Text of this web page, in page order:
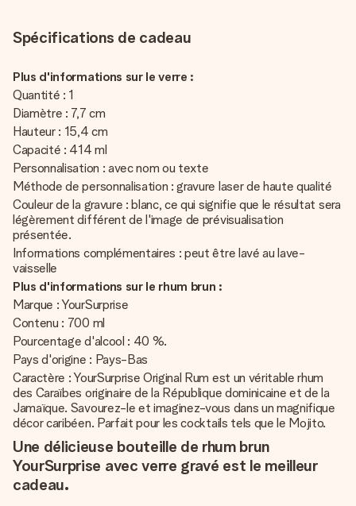
Spécifications de cadeau
Plus d'informations sur le verre :
Quantité : 1
Diamètre : 7,7 cm
Hauteur : 15,4 cm
Capacité : 414 ml
Personnalisation : avec nom ou texte
Méthode de personnalisation : gravure laser de haute qualité
Couleur de la gravure : blanc, ce qui signifie que le résultat sera
légèrement différent de l'image de prévisualisation
présentée.
Informations complémentaires : peut être lavé au lave-
vaisselle
Plus d'informations sur le rhum brun :
Marque : YourSurprise
Contenu : 700 ml
Pourcentage d'alcool : 40 %.
Pays d'origine : Pays-Bas
Caractère : YourSurprise Original Rum est un véritable rhum
des Caraïbes originaire de la République dominicaine et de la
Jamaïque. Savourez-le et imaginez-vous dans un magnifique
décor caribéen. Parfait pour les cocktails tels que le Mojito.
Une délicieuse bouteille de rhum brun
YourSurprise avec verre gravé est le meilleur
cadeau.